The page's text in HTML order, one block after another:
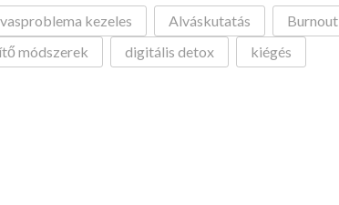
kezeles Alváskutatás
Burnout
módszerek digitális detox kiégés